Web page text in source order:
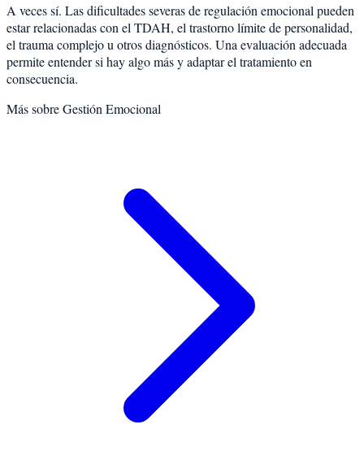
A veces sí. Las dificultades severas de regulación emocional pueden
estar relacionadas con el TDAH, el trastorno límite de personalidad,
el trauma complejo u otros diagnósticos. Una evaluación adecuada
permite entender si hay algo más y adaptar el tratamiento en
consecuencia.
Más sobreGestión Emocional